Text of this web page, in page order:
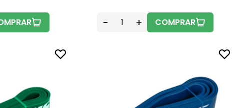
- + COMPRAR